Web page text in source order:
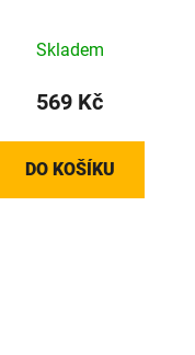
Skladem
569 Kč
DO KOŠÍKU